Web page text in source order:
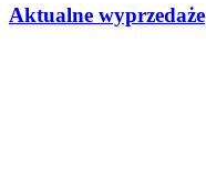
Aktualne wyprzedaże